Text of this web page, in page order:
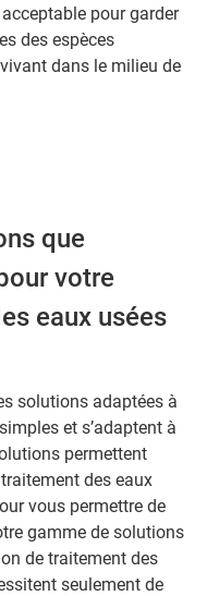
acceptable pour garder
des espèces
dans le milieu de
que
votre
eaux usées
solutions adaptées à
et s’adaptent à
permettent
des eaux
vous permettre de
gamme de solutions
de traitement des
seulement de